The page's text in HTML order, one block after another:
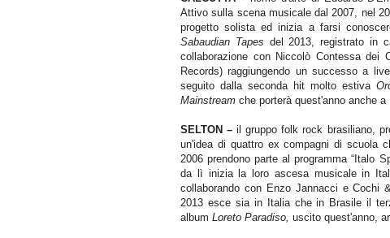
Attivo sulla scena musicale dal 2007, nel
progetto solista ed inizia a farsi
Sabaudian Tapes del 2013, registrato in
collaborazione con Niccolò Contessa
Records) raggiungendo un successo a
seguito dalla seconda hit molto estiva
Mainstream che porterà quest'anno anche a
SELTON –il gruppo folk rock brasiliano,
un'idea di quattro ex compagni di scuola
2006 prendono parte al programma “Italo
da lì inizia la loro ascesa musicale in
collaborando con Enzo Jannacci e Cochi
2013 esce sia in Italia che in Brasile il
album Loreto Paradiso, uscito quest'anno,